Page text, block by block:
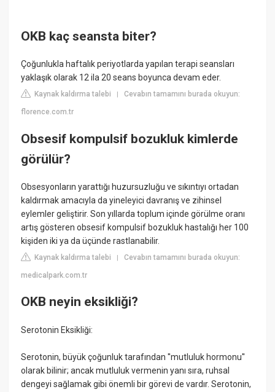
OKB kaç seansta biter?
Çoğunlukla haftalık periyotlarda yapılan terapi seansları
yaklaşık olarak 12 ila 20 seans boyunca devam eder.
Kaynak kaldırma talebi |Cevabın tamamını burada okuyun:
florence.com.tr
Obsesif kompulsif bozukluk kimlerde
görülür?
Obsesyonların yarattığı huzursuzluğu ve sıkıntıyı ortadan
kaldırmak amacıyla da yineleyici davranış ve zihinsel
eylemler geliştirir. Son yıllarda toplum içinde görülme oranı
artış gösteren obsesif kompulsif bozukluk hastalığı her 100
kişiden iki ya da üçünde rastlanabilir.
Kaynak kaldırma talebi |Cevabın tamamını burada okuyun:
medicalpark.com.tr
OKB neyin eksikliği?
Serotonin Eksikliği:
Serotonin, büyük çoğunluk tarafından ''mutluluk hormonu''
olarak bilinir; ancak mutluluk vermenin yanı sıra, ruhsal
dengeyi sağlamak gibi önemli bir görevi de vardır. Serotonin,